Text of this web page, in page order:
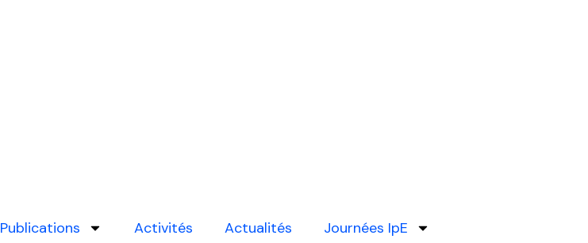
Publications Activités Actualités Journées IpE